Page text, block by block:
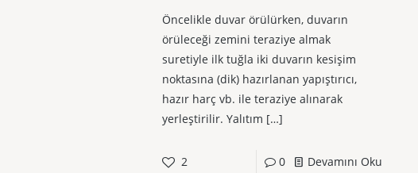
Öncelikle duvar örülürken, duvarın
örüleceği zemini teraziye almak
suretiyle ilk tuğla iki duvarın kesişim
noktasına (dik) hazırlanan yapıştırıcı,
hazır harç vb. ile teraziye alınarak
yerleştirilir. Yalıtım […]
2 0 Devamını Oku